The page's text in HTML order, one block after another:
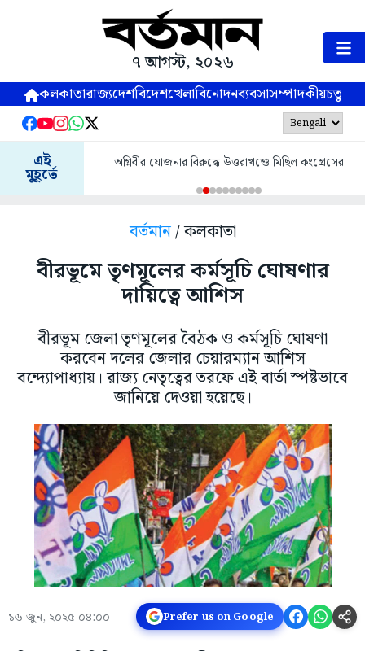
৭ আগস্ট, ২০২৬
কলকাতারাজ্যদেশবিদেশখেলাবিনোদনব্যবসাসম্পাদকীয়
এই
মুহূর্তে
অগ্নিবীর যোজনার বিরুদ্ধে উত্তরাখণ্ডে মিছিল কংগ্রেসের
বর্তমান/ কলকাতা
বীরভূমে তৃণমূলের কর্মসূচি ঘোষণার
দায়িত্বে আশিস
বীরভূম জেলা তৃণমূলের বৈঠক ও কর্মসূচি ঘোষণা
করবেন দলের জেলার চেয়ারম্যান আশিস
বন্দ্যোপাধ্যায়। রাজ্য নেতৃত্বের তরফে এই বার্তা স্পষ্টভাবে
জানিয়ে দেওয়া হয়েছে।
১৬ জুন, ২০২৫ ০৪:০০ Prefer us on Google